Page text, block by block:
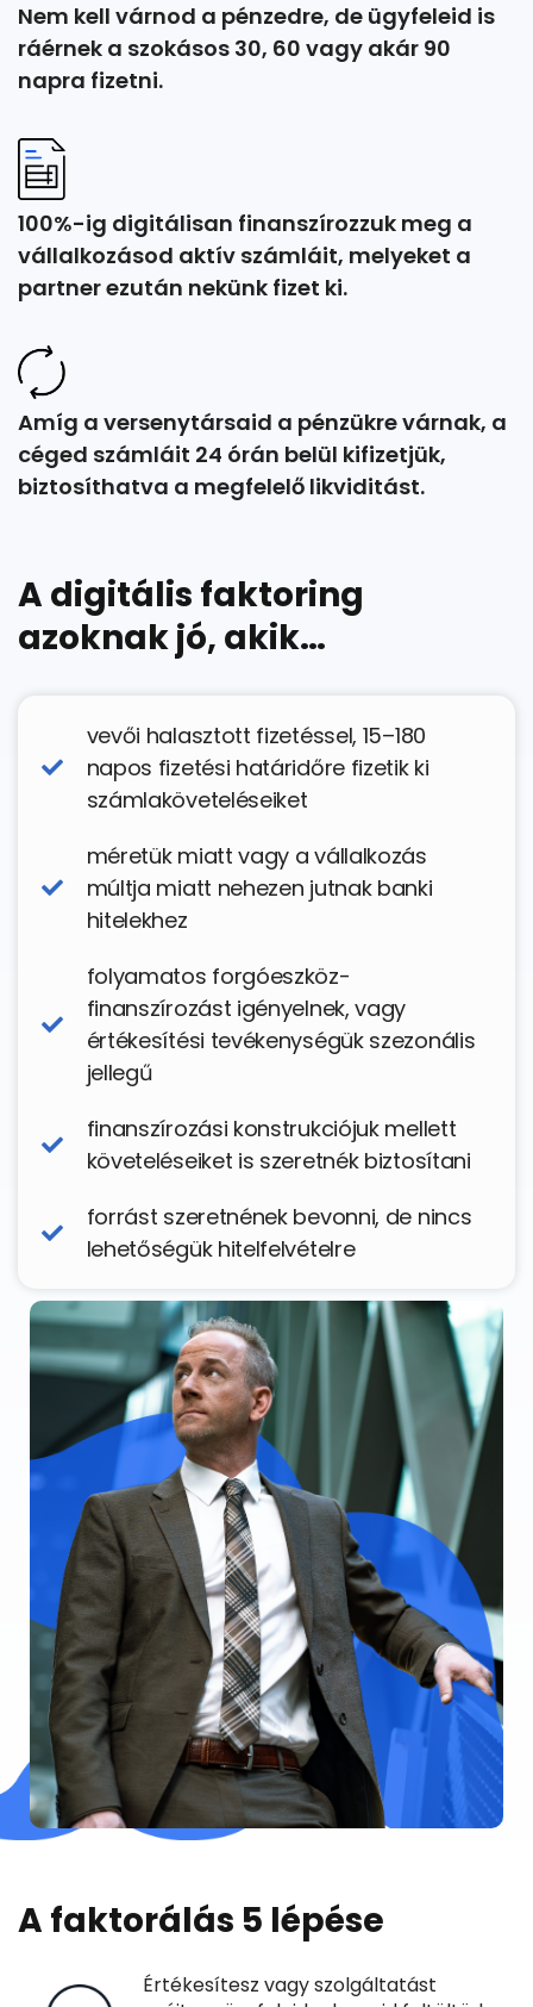
Nem kell várnod a pénzedre, de ügyfeleid is
ráérnek a szokásos 30, 60 vagy akár 90
napra fizetni.
100%-ig digitálisan finanszírozzuk meg a
vállalkozásod aktív számláit, melyeket a
partner ezután nekünk fizet ki.
Amíg a versenytársaid a pénzükre várnak, a
céged számláit 24 órán belül kifizetjük,
biztosíthatva a megfelelő likviditást.
A digitális faktoring
azoknak jó, akik…
vevői halasztott fizetéssel, 15–180
napos fizetési határidőre fizetik ki
számlaköveteléseiket
méretük miatt vagy a vállalkozás
múltja miatt nehezen jutnak banki
hitelekhez
folyamatos forgóeszköz-
finanszírozást igényelnek, vagy
értékesítési tevékenységük szezonális
jellegű
finanszírozási konstrukciójuk mellett
követeléseiket is szeretnék biztosítani
forrást szeretnének bevonni, de nincs
lehetőségük hitelfelvételre
A faktorálás 5 lépése
Értékesítesz vagy szolgáltatást